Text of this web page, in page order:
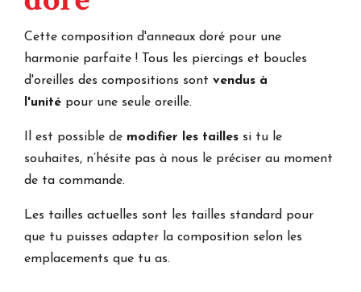
Cette composition d'anneaux doré pour une
harmonie parfaite ! Tous les piercings et boucles
d'oreilles des compositions sont vendus à
l'unité pour une seule oreille.
Il est possible de modifier les tailles si tu le
souhaites, n’hésite pas à nous le préciser au moment
de ta commande.
Les tailles actuelles sont les tailles standard pour
que tu puisses adapter la composition selon les
emplacements que tu as.